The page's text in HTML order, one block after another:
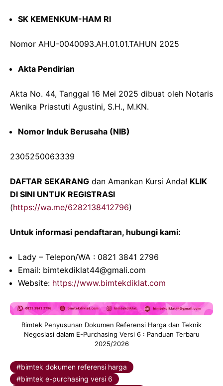
SK KEMENKUM-HAM RI
Nomor AHU-0040093.AH.01.01.TAHUN 2025
Akta Pendirian
Akta No. 44, Tanggal 16 Mei 2025 dibuat oleh Notaris
Wenika Priastuti Agustini, S.H., M.KN.
Nomor Induk Berusaha (NIB)
2305250063339
DAFTAR SEKARANG dan Amankan Kursi Anda! KLIK
DI SINI UNTUK REGISTRASI
(https://wa.me/6282138412796)
Untuk informasi pendaftaran, hubungi kami:
Lady – Telepon/WA : 0821 3841 2796
Email: bimtekdiklat44@gmali.com
Website: https://www.bimtekdiklat.com
Bimtek Penyusunan Dokumen Referensi Harga dan Teknik
Negosiasi dalam E-Purchasing Versi 6 : Panduan Terbaru
2025/2026
bimtek dokumen referensi harga
bimtek e-purchasing versi 6